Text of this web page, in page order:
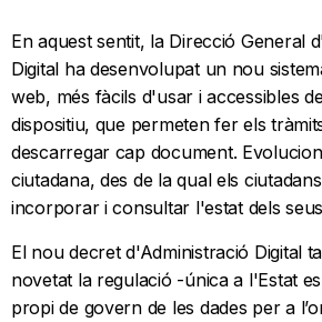
En aquest sentit, la Direcció General
Digital ha desenvolupat un nou
web, més fàcils d'usar i accessibles
dispositiu, que permeten fer els
descarregar cap document.
ciutadana, des de la qual els
incorporar i consultar l'estat dels
El nou decret d'Administració Digital
novetat la regulació -única a l'Estat
propi de govern de les dades per a